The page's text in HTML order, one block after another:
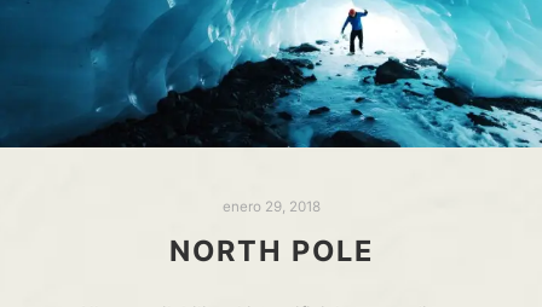
enero 29, 2018
NORTH POLE